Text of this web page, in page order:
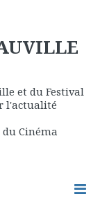
et du Festival
l'actualité
Cinéma